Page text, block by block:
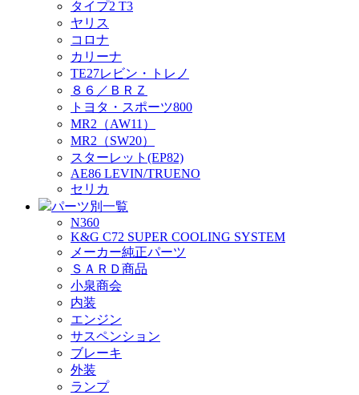
タイプ2 T3
ヤリス
コロナ
カリーナ
TE27レビン・トレノ
８６／ＢＲＺ
トヨタ・スポーツ800
MR2（AW11）
MR2（SW20）
スターレット(EP82)
AE86 LEVIN/TRUENO
セリカ
パーツ別一覧
N360
K&G C72 SUPER COOLING SYSTEM
メーカー純正パーツ
ＳＡＲＤ商品
小泉商会
内装
エンジン
サスペンション
ブレーキ
外装
ランプ